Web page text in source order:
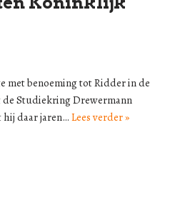
met benoeming tot Ridder in de
de Studiekring Drewermann
hij daar jaren… Lees verder »